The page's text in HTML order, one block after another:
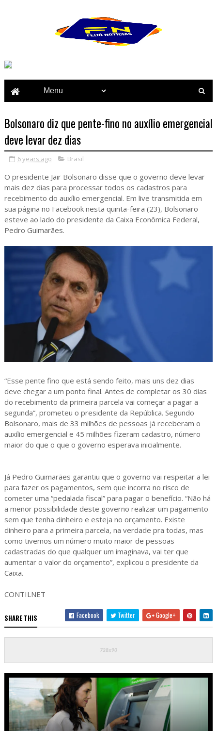
Bolsonaro diz que pente-fino no auxílio emergencial
deve levar dez dias
6 years ago Brasil
O presidente Jair Bolsonaro disse que o governo deve levar
mais dez dias para processar todos os cadastros para
recebimento do auxílio emergencial. Em live transmitida em
sua página no Facebook nesta quinta-feira (23), Bolsonaro
esteve ao lado do presidente da Caixa Econômica Federal,
Pedro Guimarães.
“Esse pente fino que está sendo feito, mais uns dez dias
deve chegar a um ponto final. Antes de completar os 30 dias
do recebimento da primeira parcela vai começar a pagar a
segunda”, prometeu o presidente da República. Segundo
Bolsonaro, mais de 33 milhões de pessoas já receberam o
auxílio emergencial e 45 milhões fizeram cadastro, número
maior do que o que o governo esperava inicialmente.
Já Pedro Guimarães garantiu que o governo vai respeitar a lei
para fazer os pagamentos, sem que incorra no risco de
cometer uma “pedalada fiscal” para pagar o benefício. “Não há
a menor possibilidade deste governo realizar um pagamento
sem que tenha dinheiro e esteja no orçamento. Existe
dinheiro para a primeira parcela, na verdade pra todas, mas
como tivemos um número muito maior de pessoas
cadastradas do que qualquer um imaginava, vai ter que
aumentar o valor do orçamento”, explicou o presidente da
Caixa.
CONTILNET
SHARE THIS Facebook Twitter Google+